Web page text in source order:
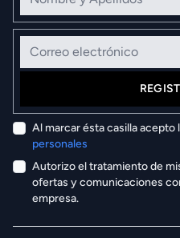
Correo electrónico
Al marcar ésta casilla acepto
personales
Autorizo el tratamiento de
ofertas y comunicaciones
empresa.